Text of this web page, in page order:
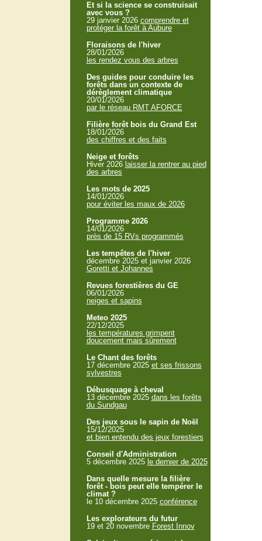
Et si la science se construisait
avec vous ?
29 janvier 2026 comprendre et
protéger la forêt à Aubure
Floraisons de l'hiver
28/01/2026
les rendez vous des arbres
Des guides pour conduire les
forêts dans un contexte de
dérèglement climatique
20/01/2026
par le réseau RMT AFORCE
Filière forêt bois du Grand Est
18/01/2026
des chiffres et des faits
Neige et forêts
Hiver 2026 laisser la rentrer au pied
des arbres
Les mots de 2025
14/01/2026
pour éviter les maux de 2026
Programme 2026
14/01/2026
près de 15 RVs programmés
Les tempêtes de l'hiver
décembre 2025 et janvier 2026
Goretti et Johannes
Revues forestières du GE
06/01/2026
neiges et sapins
Meteo 2025
22/12/2025
les températures grimpent
doucement mais sûrement
Le Chant des forêts
17 décembre 2025 et ses frissons
sylvestres
Débusquage à cheval
13 décembre 2025 dans les forêts
du Sundgau
Des jeux sous le sapin de Noël
15/12/2025
et bien entendu des jeux forestiers
Conseil d'Administration
5 décembre 2025 le dernier de 2025
Dans quelle mesure la filière
forêt - bois peut elle tempérer le
climat ?
le 10 décembre 2025 conférence
Les explorateurs du futur
19 et 20 novembre Forest Innov